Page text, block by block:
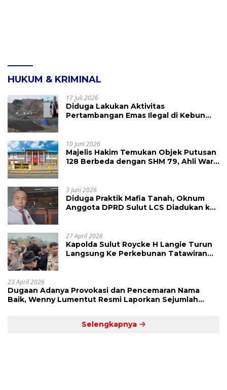
HUKUM & KRIMINAL
17 Juli 2026
Diduga Lakukan Aktivitas
Pertambangan Emas Ilegal di Kebun
10 Juni 2026
Majelis Hakim Temukan Objek Putusan
128 Berbeda dengan SHM 79, Ahli Waris
3 Juni 2026
Diduga Praktik Mafia Tanah, Oknum
Anggota DPRD Sulut LCS Diadukan ke
27 April 2026
Kapolda Sulut Roycke H Langie Turun
Langsung Ke Perkebunan Tatawiran
23 April 2026
Dugaan Adanya Provokasi dan Pencemaran Nama
Baik, Wenny Lumentut Resmi Laporkan Sejumlah
Selengkapnya